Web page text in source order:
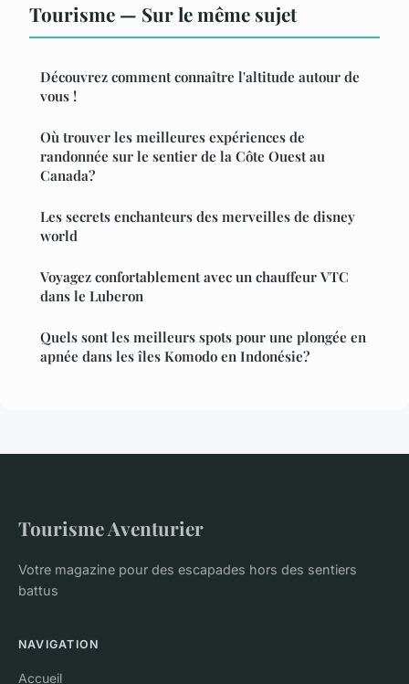
Tourisme — Sur le même sujet
Découvrez comment connaître l'altitude autour de
vous !
Où trouver les meilleures expériences de
randonnée sur le sentier de la Côte Ouest au
Canada?
Les secrets enchanteurs des merveilles de disney
world
Voyagez confortablement avec un chauffeur VTC
dans le Luberon
Quels sont les meilleurs spots pour une plongée en
apnée dans les îles Komodo en Indonésie?
Tourisme Aventurier
Votre magazine pour des escapades hors des sentiers
battus
NAVIGATION
Accueil